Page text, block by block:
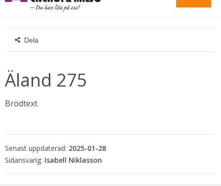
Dela
Äland 275
Brödtext
Senast uppdaterad: 2025-01-28
Isabell Niklasson